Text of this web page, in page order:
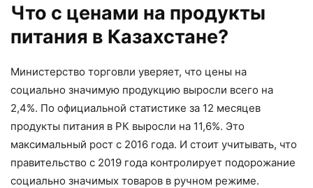
Что с ценами на продукты
питания в Казахстане?
Министерство торговли уверяет, что цены на
социально значимую продукцию выросли всего на
2,4%. По официальной статистике за 12 месяцев
продукты питания в РК выросли на 11,6%. Это
максимальный рост с 2016 года. И стоит учитывать, что
правительство с 2019 года контролирует подорожание
социально значимых товаров в ручном режиме.